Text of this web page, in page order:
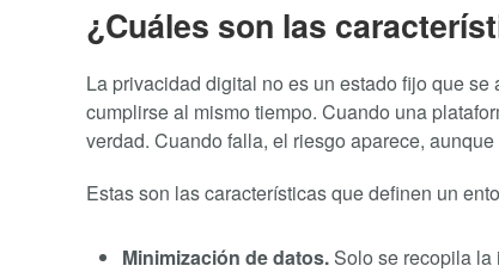
¿Cuáles son las
La privacidad digital no es un estado fijo que
cumplirse al mismo tiempo. Cuando una
verdad. Cuando falla, el riesgo aparece,
Estas son las características que definen un
Minimización de datos. Solo se recopila la